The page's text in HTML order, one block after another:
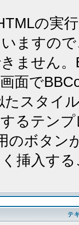
の実
ますの
ません
面で
たスタイ
るテン
のボタン
挿入す
テ